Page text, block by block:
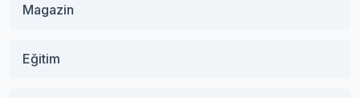
Magazin
Eğitim